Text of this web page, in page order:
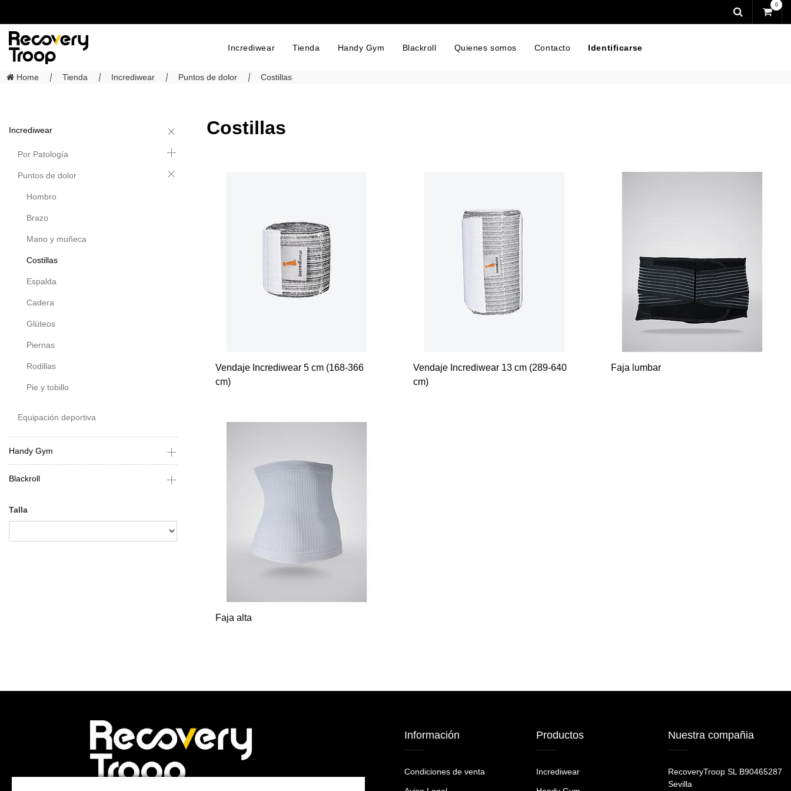
0
Incrediwear Tienda Handy Gym Blackroll Quienes somos Contacto Identificarse
Home Tienda Incrediwear Puntos de dolor Costillas
Incrediwear
Por Patología
Puntos de dolor
Hombro
Brazo
Mano y muñeca
Costillas
Espalda
Cadera
Glúteos
Piernas
Rodillas
Pie y tobillo
Equipación deportiva
Handy Gym
Blackroll
Talla
Costillas
Vendaje Incrediwear 5 cm (168-366
cm)
Vendaje Incrediwear 13 cm (289-640
cm)
Faja lumbar
Faja alta
Información
Condiciones de venta
Productos
Incrediwear
Nuestra compañia
RecoveryTroop SL B90465287
Sevilla